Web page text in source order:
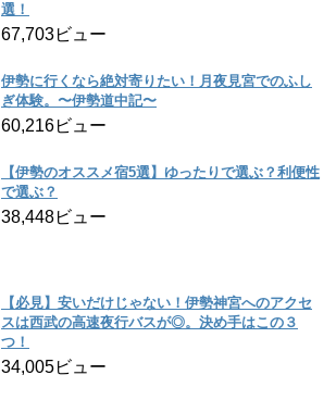
選！
67,703ビュー
伊勢に行くなら絶対寄りたい！月夜見宮でのふし
ぎ体験。〜伊勢道中記〜
60,216ビュー
【伊勢のオススメ宿5選】ゆったりで選ぶ？利便性
で選ぶ？
38,448ビュー
【必見】安いだけじゃない！伊勢神宮へのアクセ
スは西武の高速夜行バスが◎。決め手はこの３
つ！
34,005ビュー